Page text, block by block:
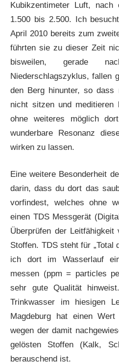
Kubikzentimeter Luft,
1.500 bis 2.500. Ich
April 2010 bereits zum
führten sie zu dieser Zeit
bisweilen, gerade
Niederschlagszyklus, fallen
den Berg hinunter, so
nicht sitzen und
ohne weiteres möglich
wunderbare Resonanz
wirken zu lassen.
Eine weitere Besonderheit
darin, dass du dort das
vorfindest, welches ohne
einen TDS Messgerät
Überprüfen der
Stoffen. TDS steht für „Total
ich dort im Wasserlauf
messen (ppm = particles
sehr gute Qualität
Trinkwasser im hiesigen
Magdeburg hat einen
wegen der damit
gelösten Stoffen (Kalk,
berauschend ist.